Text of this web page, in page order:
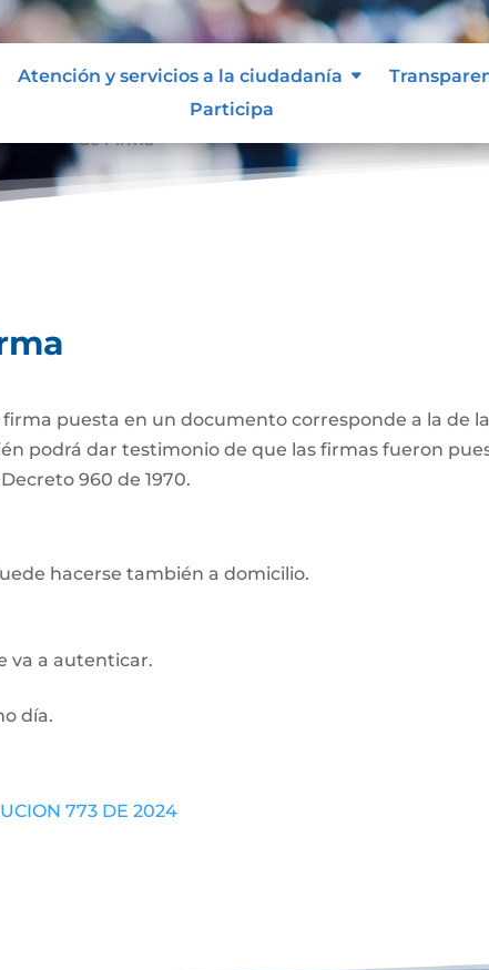
Atención y servicios a la ciudadanía
Participa
puesta en un documento corresponde a la de
podrá dar testimonio de que las firmas fueron
960 de 1970.
hacerse también a domicilio.
va a autenticar.
día.
773 DE 2024